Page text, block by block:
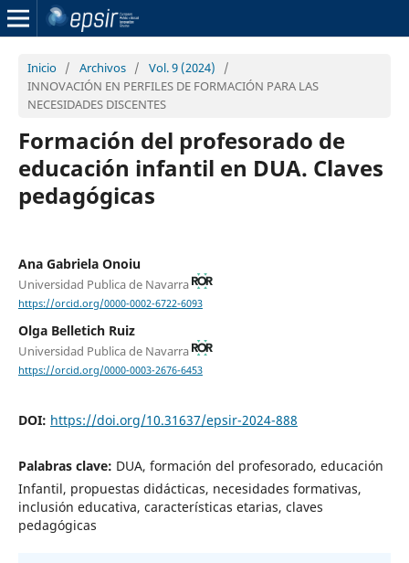
Inicio / Archivos / Vol. 9 (2024)
/
INNOVACIÓN EN PERFILES DE FORMACIÓN PARA LAS
NECESIDADES DISCENTES
Formación del profesorado de
educación infantil en DUA. Claves
pedagógicas
Ana Gabriela Onoiu
Universidad Publica de Navarra
https://orcid.org/0000-0002-6722-6093
Olga Belletich Ruiz
Universidad Publica de Navarra
https://orcid.org/0000-0003-2676-6453
DOI: https://doi.org/10.31637/epsir-2024-888
Palabras clave: DUA, formación del profesorado, educación
Infantil, propuestas didácticas, necesidades formativas,
inclusión educativa, características etarias, claves
pedagógicas